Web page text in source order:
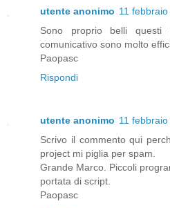
utente anonimo 11
Sono proprio belli
comunicativo sono molto
Paopasc
Rispondi
utente anonimo 11
Scrivo il commento qui
project mi piglia per spam.
Grande Marco. Piccoli
portata di script.
Paopasc